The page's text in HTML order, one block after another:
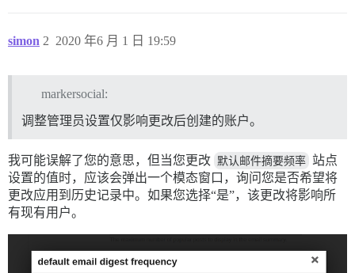
simon 2020 年6 月 1 日 19:59
2
markersocial:
调整管理员设置仅影响更改后创建的账户。
我可能误解了您的意思，但当您更改 默认邮件摘要频率 站点
设置的值时，应该会弹出一个模态窗口，询问您是否希望将
更改应用到历史记录中。如果您选择“是”，该更改将影响所
有现有用户。